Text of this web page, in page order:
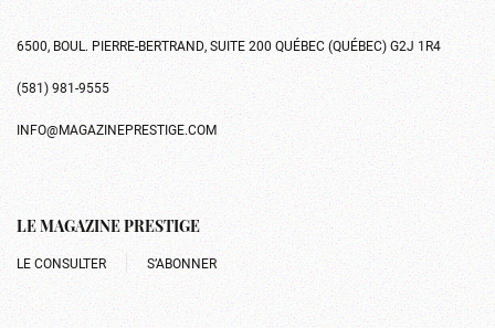
6500, BOUL. PIERRE-BERTRAND, SUITE 200 QUÉBEC (QUÉBEC) G2J 1R4
(581) 981-9555
INFO@MAGAZINEPRESTIGE.COM
LE MAGAZINE PRESTIGE
LE CONSULTER S’ABONNER